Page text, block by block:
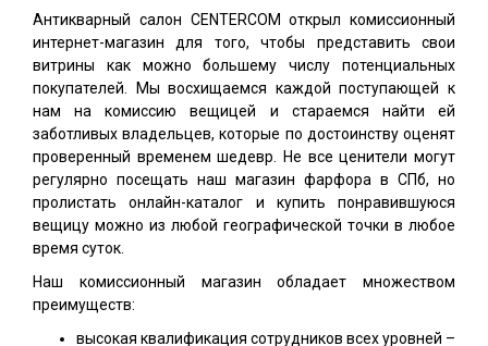
Антикварный салон CENTERCOM открыл комиссионный
интернет-магазин для того, чтобы представить свои
витрины как можно большему числу потенциальных
покупателей. Мы восхищаемся каждой поступающей к
нам на комиссию вещицей и стараемся найти ей
заботливых владельцев, которые по достоинству оценят
проверенный временем шедевр. Не все ценители могут
регулярно посещать наш магазин фарфора в СПб, но
пролистать онлайн-каталог и купить понравившуюся
вещицу можно из любой географической точки в любое
время суток.
Наш комиссионный магазин обладает множеством
преимуществ:
высокая квалификация сотрудников всех уровней –